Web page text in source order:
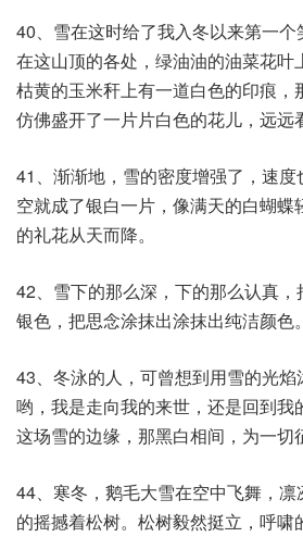
40、雪在这时给了我入冬以来第一
在这山顶的各处，绿油油的油菜花叶
枯黄的玉米秆上有一道白色的印痕，
仿佛盛开了一片片白色的花儿，远远
41、渐渐地，雪的密度增强了，速
空就成了银白一片，像满天的白蝴蝶
的礼花从天而降。
42、雪下的那么深，下的那么认真
银色，把思念涂抹出涂抹出纯洁颜色。
43、冬泳的人，可曾想到用雪的光
哟，我是走向我的来世，还是回到我
这场雪的边缘，那黑白相间，为一切
44、寒冬，鹅毛大雪在空中飞舞，
的摇撼着松树。松树毅然挺立，呼啸